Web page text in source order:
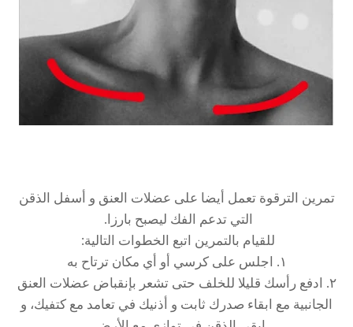
تمرين الترقوة تعمل أيضا على عضلات العنق و أسفل الذقن
التي تدعم الفك ليصبح بارزا.
للقيام بالتمرين اتبع الخطوات التالية:
١. اجلس على كرسي أو أي مكان ترتاح به
٢. ادفع رأسك قليلا للخلف حتى تشعر بإنقباض عضلات العنق
الجانبية مع ابقاء صدرك ثابت و أذنيك في تعامد مع كتفيك، و